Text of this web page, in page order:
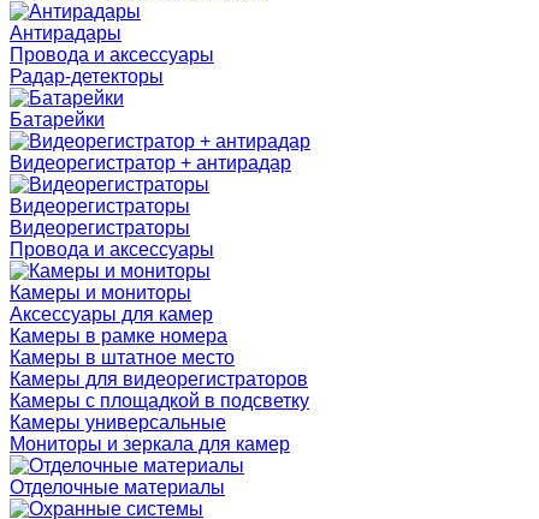
Антирадары
Провода и аксессуары
Радар-детекторы
Батарейки
Видеорегистратор + антирадар
Видеорегистраторы
Видеорегистраторы
Провода и аксессуары
Камеры и мониторы
Аксессуары для камер
Камеры в рамке номера
Камеры в штатное место
Камеры для видеорегистраторов
Камеры с площадкой в подсветку
Камеры универсальные
Мониторы и зеркала для камер
Отделочные материалы